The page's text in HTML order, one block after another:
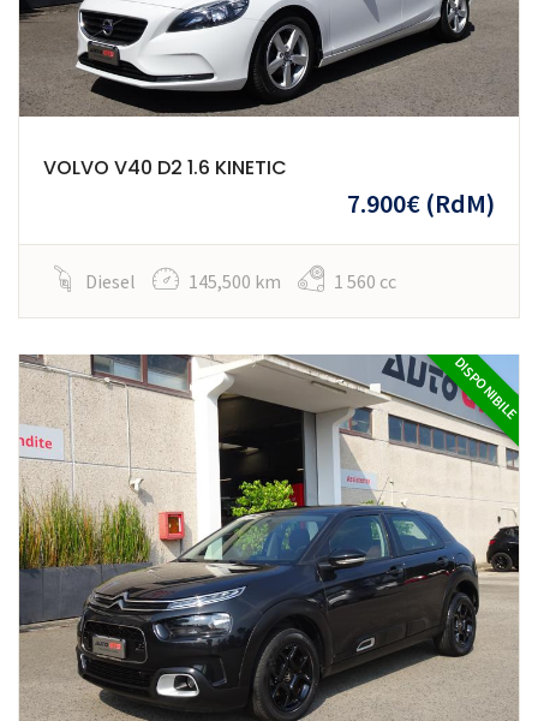
VOLVO V40 D2 1.6 KINETIC
7.900€ (RdM)
Diesel 145,500 km 1 560 cc
DISPONIBILE